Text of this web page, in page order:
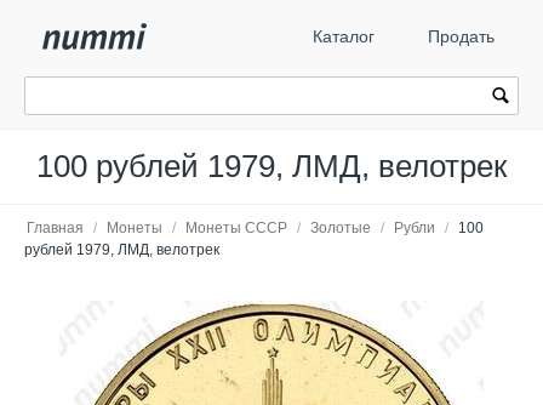
Каталог Продать
100 рублей 1979, ЛМД, велотрек
Главная / Монеты / Монеты СССР / Золотые / Рубли /
100
рублей 1979, ЛМД, велотрек